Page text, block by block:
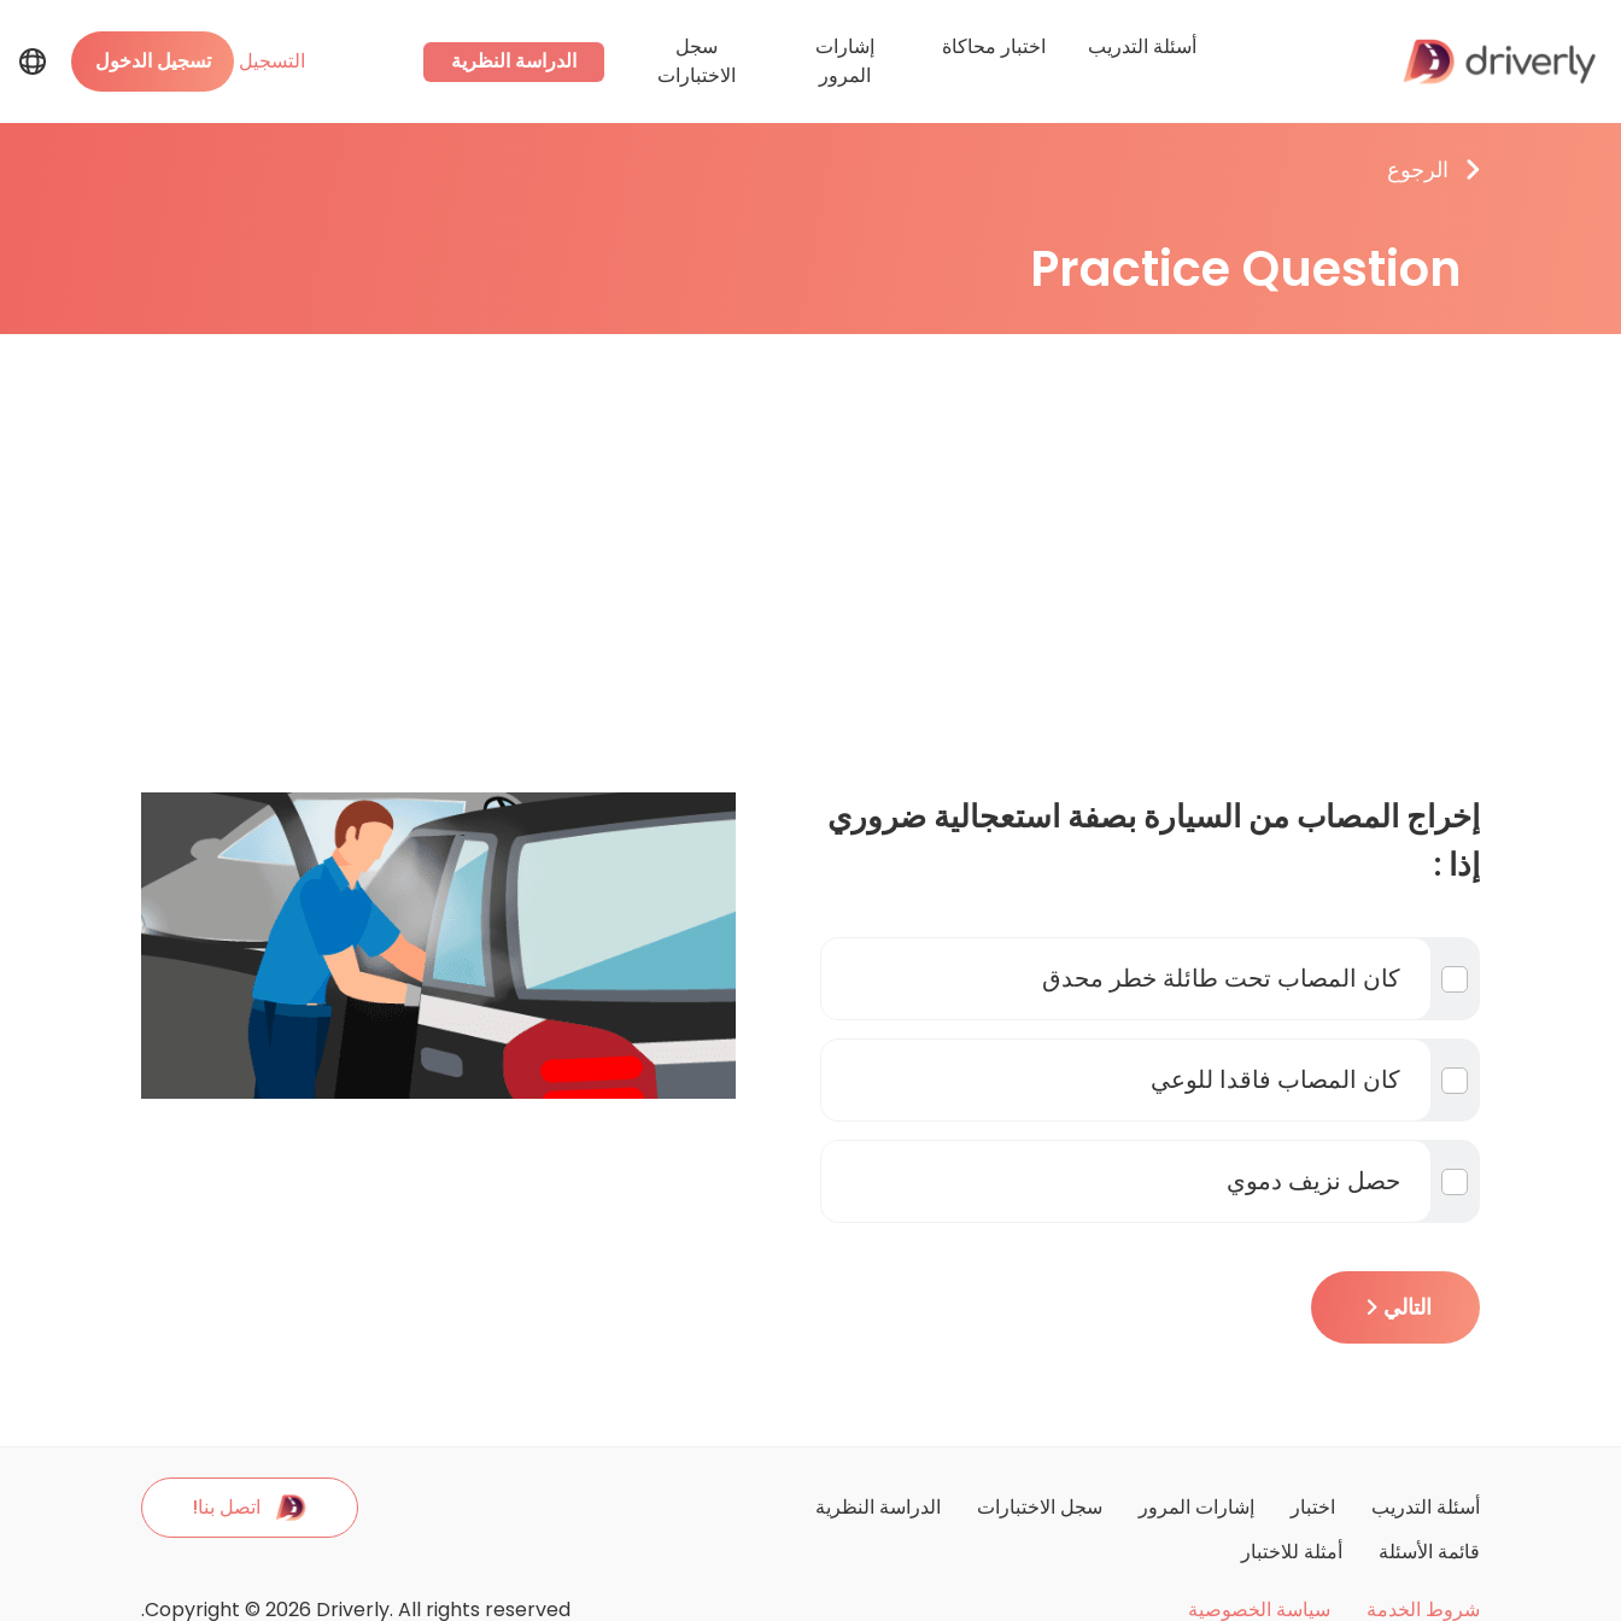
أسئلة التدريب اختبار محاكاة
إشارات
المرور
سجل
الاختبارات
الدراسة النظرية التسجيل تسجيل الدخول
الرجوع
Practice Question
إخراج المصاب من السيارة بصفة استعجالية ضروري
إذا :
كان المصاب تحت طائلة خطر محدق
كان المصاب فاقدا للوعي
حصل نزيف دموي
التالي
أسئلة التدريب اختبار إشارات المرور سجل الاختبارات الدراسة النظرية
اتصل بنا!
قائمة الأسئلة
أمثلة للاختبار
شروط الخدمة سياسة الخصوصية Copyright © 2026 Driverly. All rights reserved.